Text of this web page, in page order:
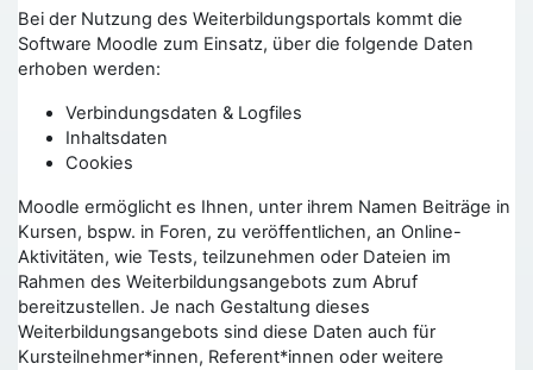
Bei der Nutzung des Weiterbildungsportals kommt die
Software Moodle zum Einsatz, über die folgende Daten
erhoben werden:
Verbindungsdaten & Logfiles
Inhaltsdaten
Cookies
Moodle ermöglicht es Ihnen, unter ihrem Namen Beiträge in
Kursen, bspw. in Foren, zu veröffentlichen, an Online-
Aktivitäten, wie Tests, teilzunehmen oder Dateien im
Rahmen des Weiterbildungsangebots zum Abruf
bereitzustellen. Je nach Gestaltung dieses
Weiterbildungsangebots sind diese Daten auch für
Kursteilnehmer*innen, Referent*innen oder weitere